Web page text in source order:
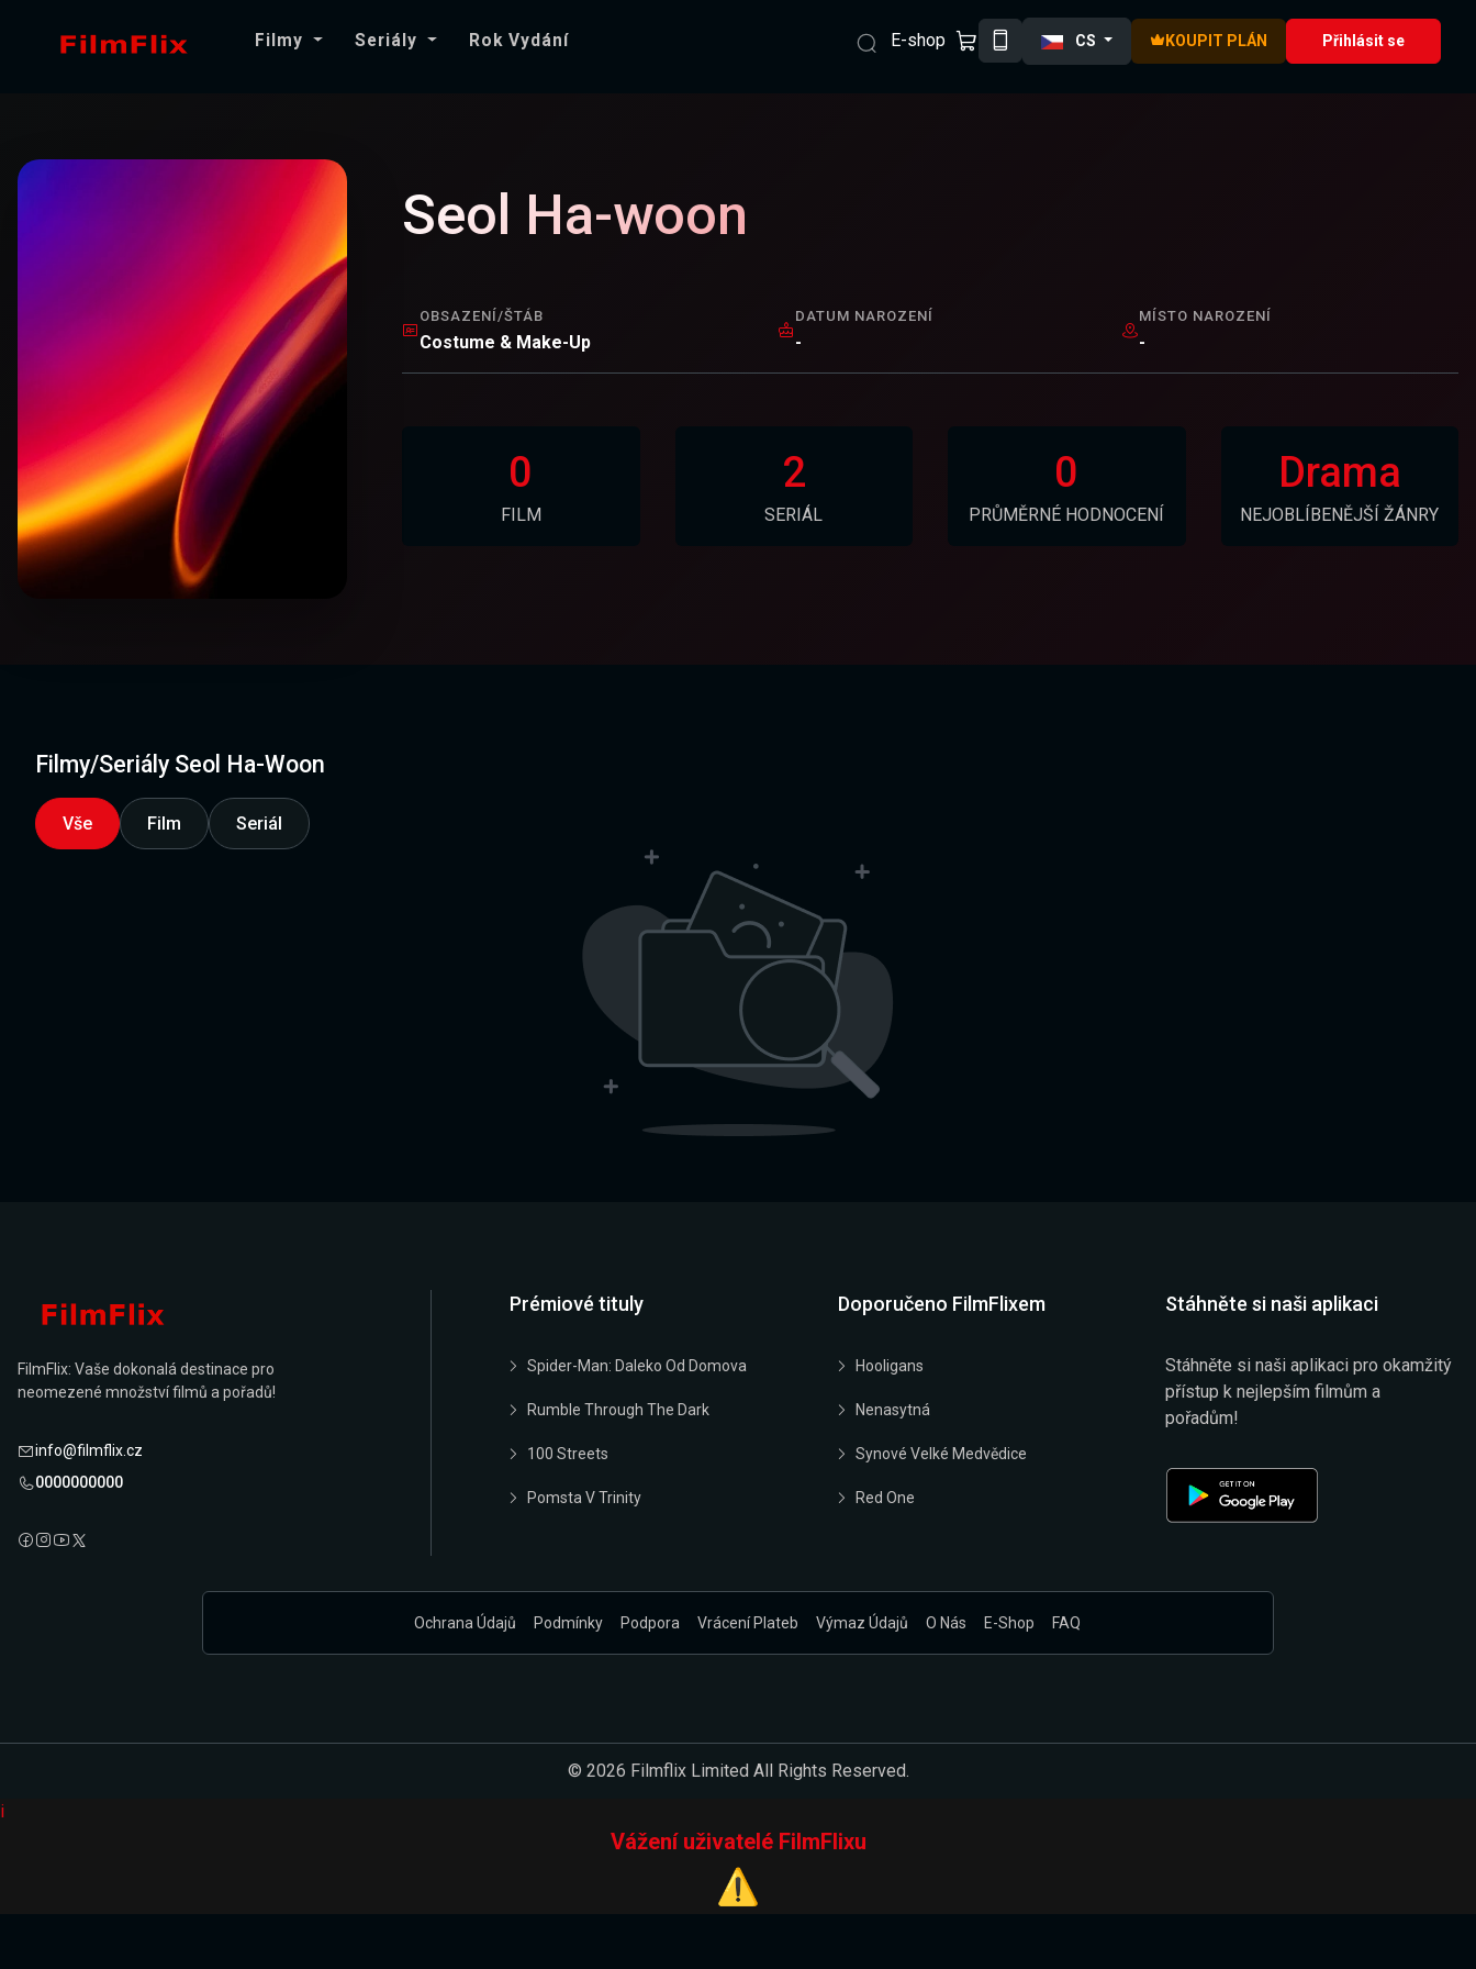
Filmy Seriály Rok Vydání E-shop CS KOUPIT PLÁN Přihlásit se
Seol Ha-woon
OBSAZENÍ/ŠTÁB
Costume & Make-Up
DATUM NAROZENÍ
-
MÍSTO NAROZENÍ
-
0
FILM
2
SERIÁL
0
PRŮMĚRNÉ HODNOCENÍ
Drama
NEJOBLÍBENĚJŠÍ ŽÁNRY
Filmy/Seriály Seol Ha-Woon
Vše Film Seriál
FilmFlix: Vaše dokonalá destinace pro
neomezené množství filmů a pořadů!
info@filmflix.cz
0000000000
Prémiové tituly
Spider-Man: Daleko Od Domova
Rumble Through The Dark
100 Streets
Pomsta V Trinity
Doporučeno FilmFlixem
Hooligans
Nenasytná
Synové Velké Medvědice
Red One
Stáhněte si naši aplikaci
Stáhněte si naši aplikaci pro okamžitý
přístup k nejlepším filmům a
pořadům!
Ochrana Údajů Podmínky Podpora Vrácení Plateb Výmaz Údajů O Nás E-Shop FAQ
© 2026 Filmflix Limited All Rights Reserved.
i
Vážení uživatelé FilmFlixu
⚠️